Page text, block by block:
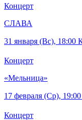
Концерт
СЛАВА
31 января (Вс), 18:00
Концерт
«Мельница»
17 февраля (Ср), 19:00
Концерт